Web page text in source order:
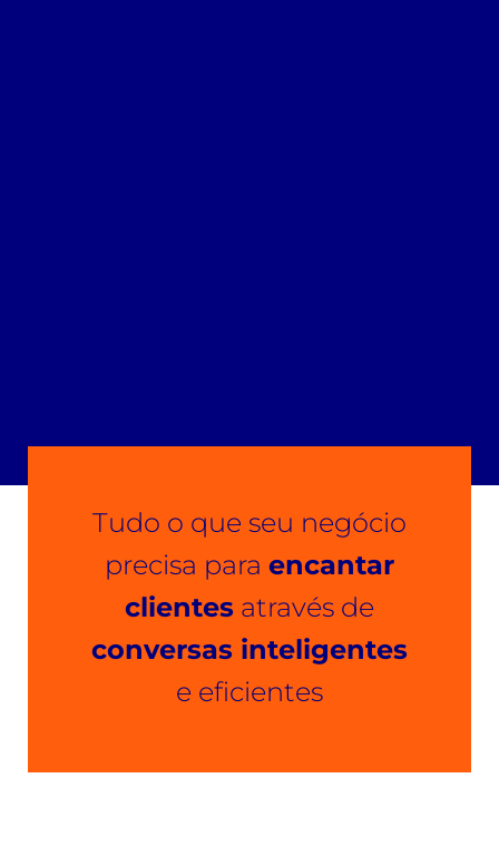
Tudo o que seu negócio
precisa para encantar
clientes através de
conversas inteligentes
e eficientes